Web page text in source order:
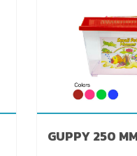
GUPPY 250